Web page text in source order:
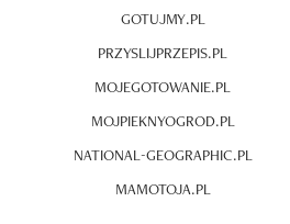
GOTUJMY.PL
PRZYSLIJPRZEPIS.PL
MOJEGOTOWANIE.PL
MOJPIEKNYOGROD.PL
NATIONAL-GEOGRAPHIC.PL
MAMOTOJA.PL